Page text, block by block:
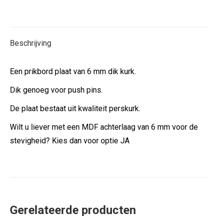
Beschrijving
Een prikbord plaat van 6 mm dik kurk.
Dik genoeg voor push pins.
De plaat bestaat uit kwaliteit perskurk.
Wilt u liever met een MDF achterlaag van 6 mm voor de
stevigheid? Kies dan voor optie JA
Gerelateerde producten